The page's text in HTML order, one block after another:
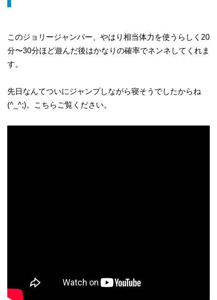
このジョリージャンパー、やはり相当体力を使うらしく20
分〜30分ほど遊んだ後はかなりの確率でネンネしてくれま
す。
先日なんてついにジャンプしながら寝そうでしたからね
(^_^;)。こちらご覧ください。